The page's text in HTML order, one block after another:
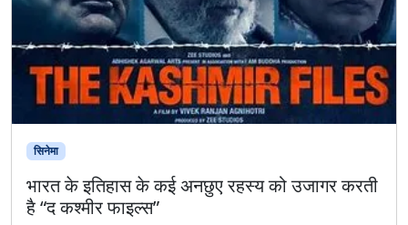
सिनेमा
भारत के इतिहास के कई अनछुए रहस्य को उजागर करती
है “द कश्मीर फाइल्स”